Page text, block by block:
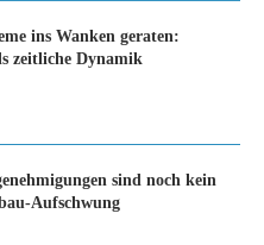
ins Wanken geraten:
zeitliche Dynamik
sind noch kein
Aufschwung